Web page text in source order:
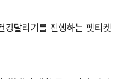
강달리기를 진행하는 펫티켓